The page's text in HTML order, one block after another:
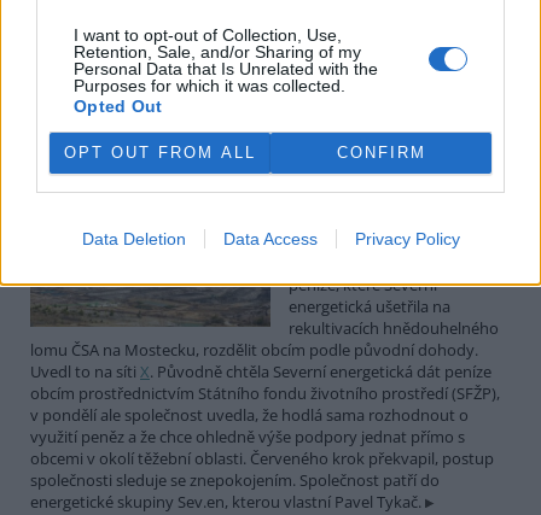
I want to opt-out of Collection, Use,
Retention, Sale, and/or Sharing of my
Personal Data that Is Unrelated with the
Purposes for which it was collected.
Opted Out
OPT OUT FROM ALL CONFIRM
Data Deletion Data Access Privacy Policy
Povodí Labe. Organizace ale požadavek odmítla s tím, že údržbu
dělala už v červnu a další zásah v tuto chvíli neplánuje, zjistila ČTK.
Červený chce peníze ušetřené za rekultivaci rozdělit
obcím podle původní dohody
5.8.2026 01:29 (ČTK)
Ministr životního prostředí
peníze, které Severní
energetická ušetřila na
rekultivacích hnědouhelného
lomu ČSA na Mostecku, rozdělit obcím podle původní dohody.
Uvedl to na síti X. Původně chtěla Severní energetická dát peníze
obcím prostřednictvím Státního fondu životního prostředí (SFŽP),
v pondělí ale společnost uvedla, že hodlá sama rozhodnout o
využití peněz a že chce ohledně výše podpory jednat přímo s
obcemi v okolí těžební oblasti. Červeného krok překvapil, postup
společnosti sleduje se znepokojením. Společnost patří do
energetické skupiny Sev.en, kterou vlastní Pavel Tykač.